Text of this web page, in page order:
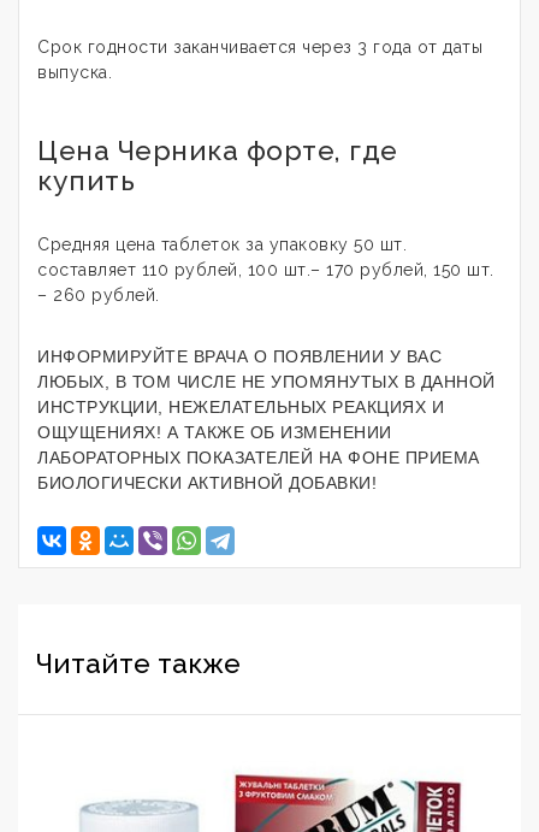
Срок годности заканчивается через 3 года от даты
выпуска.
Цена Черника форте, где
купить
Средняя цена таблеток за упаковку 50 шт.
составляет 110 рублей, 100 шт.– 170 рублей, 150 шт.
– 260 рублей.
ИНФОРМИРУЙТЕ ВРАЧА О ПОЯВЛЕНИИ У ВАС
ЛЮБЫХ, В ТОМ ЧИСЛЕ НЕ УПОМЯНУТЫХ В ДАННОЙ
ИНСТРУКЦИИ, НЕЖЕЛАТЕЛЬНЫХ РЕАКЦИЯХ И
ОЩУЩЕНИЯХ! А ТАКЖЕ ОБ ИЗМЕНЕНИИ
ЛАБОРАТОРНЫХ ПОКАЗАТЕЛЕЙ НА ФОНЕ ПРИЕМА
БИОЛОГИЧЕСКИ АКТИВНОЙ ДОБАВКИ!
Читайте также